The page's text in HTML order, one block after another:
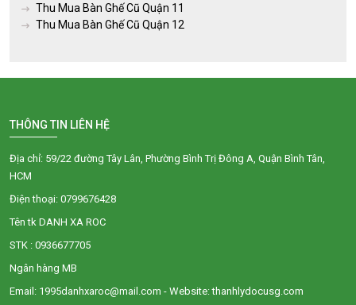
Thu Mua Bàn Ghế Cũ Quận 11
Thu Mua Bàn Ghế Cũ Quận 12
THÔNG TIN LIÊN HỆ
Địa chỉ: 59/22 đường Tây Lân, Phường Bình Trị Đông A, Quận Bình Tân,
HCM
Điện thoại: 0799676428
Tên tk DANH XA ROC
STK : 0936677705
Ngân hàng MB
Email: 1995danhxaroc@mail.com - Website: thanhlydocusg.com